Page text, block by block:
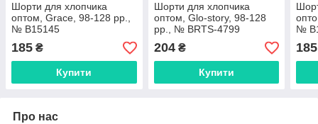
Шорти для хлопчика
оптом, Grace, 98-128 рр.,
№ B15145
185 ₴
Купити
Шорти для хлопчика
оптом, Glo-story, 98-128
рр., № BRTS-4799
204₴
Купити
№
185
Про нас